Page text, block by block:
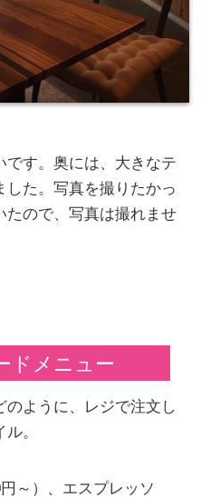
です。奥には、大きなテ
た。写真を撮りたかっ
たので、写真は撮れませ
ドメニュー
のように、レジで注文し
。
～）、エスプレッソ